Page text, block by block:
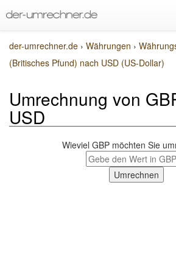
der-umrechner.de › Währungen ›
(Britisches Pfund) nach USD (US-Dollar)
Umrechnung von
USD
Wieviel GBP möchten Sie